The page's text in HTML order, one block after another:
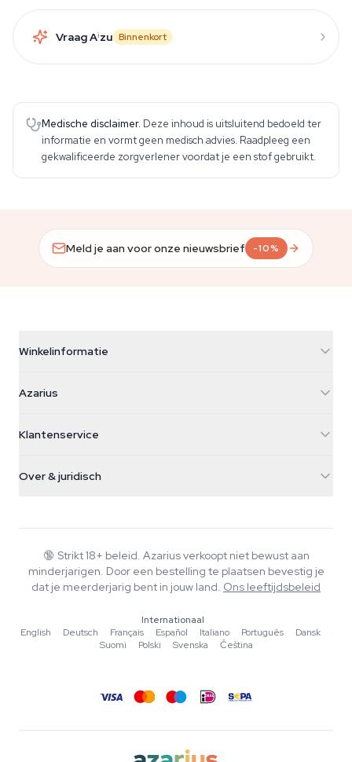
Vraag Aizu Binnenkort
Medische disclaimer. Deze inhoud is uitsluitend bedoeld ter
informatie en vormt geen medisch advies. Raadpleeg een
gekwalificeerde zorgverlener voordat je een stof gebruikt.
Meld je aan voor onze nieuwsbrief -10%
Winkelinformatie
Galvaniweg 11
Nederland
+31(0)204897914
Azarius
Smokeshop
Klantenservice
Retourbeleid
Veelgestelde vragen
Privacybeleid
Over & juridisch
Wiki
Muziek
Redactionele normen
Tools & Calculators
🔞 Strikt 18+ beleid. Azarius verkoopt niet bewust aan
minderjarigen. Door een bestelling te plaatsen bevestig je
dat je meerderjarig bent in jouw land. Ons leeftijdsbeleid
Internationaal
English
·Deutsch ·Français ·Español ·Italiano ·Português ·Dansk
·
Suomi
·Polski ·Svenska ·Čeština